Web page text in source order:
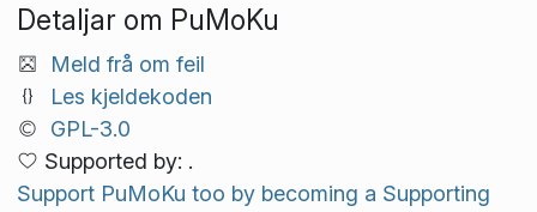
Detaljar om PuMoKu
Meld frå om feil
Les kjeldekoden
GPL-3.0
Supported by: .
Support PuMoKu too by becoming a Supporting